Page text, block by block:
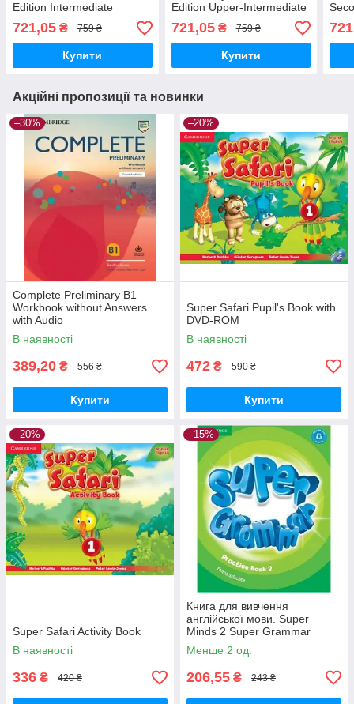
Edition Intermediate
721,05 ₴ 759 ₴
Купити
Edition Upper-Intermediate
with Answers
721,05₴ 759 ₴
Купити
Акційні пропозиції та новинки
–30%
Complete Preliminary В1
Workbook without Answers
with Audio
В наявності
389,20 ₴ 556 ₴
Купити
–20%
Super Safari Pupil's Book with
DVD-ROM
В наявності
472 ₴ 590 ₴
Купити
–20%
Super Safari Activity Book
В наявності
336 ₴ 420 ₴
–15%
Книга для вивчення
англійської мови. Super
Minds 2 Super Grammar
Practice Book
Менше 2 од.
206,55 ₴ 243 ₴